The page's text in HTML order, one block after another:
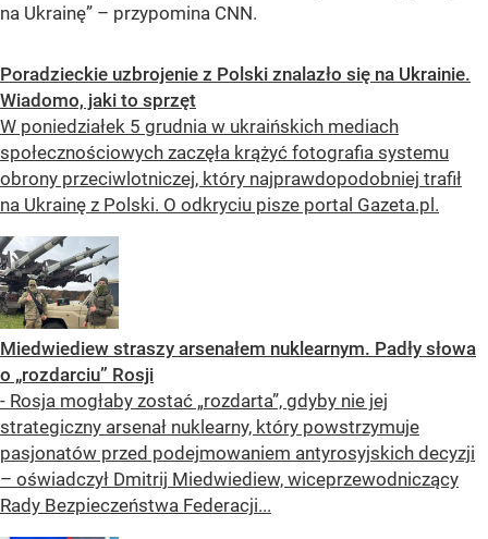
na Ukrainę” – przypomina CNN.
Poradzieckie uzbrojenie z Polski znalazło się na Ukrainie.
Wiadomo, jaki to sprzęt
W poniedziałek 5 grudnia w ukraińskich mediach
społecznościowych zaczęła krążyć fotografia systemu
obrony przeciwlotniczej, który najprawdopodobniej trafił
na Ukrainę z Polski. O odkryciu pisze portal Gazeta.pl.
Miedwiediew straszy arsenałem nuklearnym. Padły słowa
o „rozdarciu” Rosji
- Rosja mogłaby zostać „rozdarta”, gdyby nie jej
strategiczny arsenał nuklearny, który powstrzymuje
pasjonatów przed podejmowaniem antyrosyjskich decyzji
– oświadczył Dmitrij Miedwiediew, wiceprzewodniczący
Rady Bezpieczeństwa Federacji...